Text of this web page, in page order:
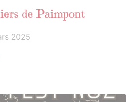
de Paimpont
2025